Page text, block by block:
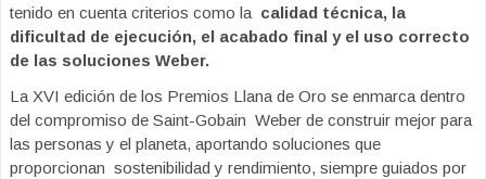
tenido en cuenta criterios como la calidad técnica, la
dificultad de ejecución, el acabado final y el uso correcto
de las soluciones Weber.
La XVI edición de los Premios Llana de Oro se enmarca dentro
del compromiso de Saint-Gobain Weber de construir mejor para
las personas y el planeta, aportando soluciones que
proporcionan sostenibilidad y rendimiento, siempre guiados por